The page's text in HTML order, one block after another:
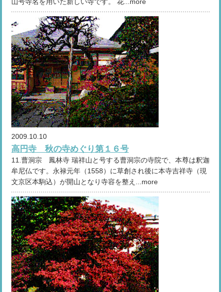
山号寺名を用いた新しい寺です。 花...more
2009.10.10
高円寺 秋の寺めぐり第１６号
11.曹洞宗 鳳林寺 瑞祥山と号する曹洞宗の寺院で、本尊は釈迦
牟尼仏です。永禄元年（1558）に草創され後に本寺吉祥寺（現
文京区本駒込）が開山となり寺容を整え...more